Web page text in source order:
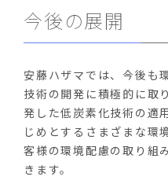
今後の展開
安藤ハザマでは、今後も
技術の開発に積極的に取
発した低炭素化技術の適
じめとするさまざまな環
客様の環境配慮の取り組
きます。